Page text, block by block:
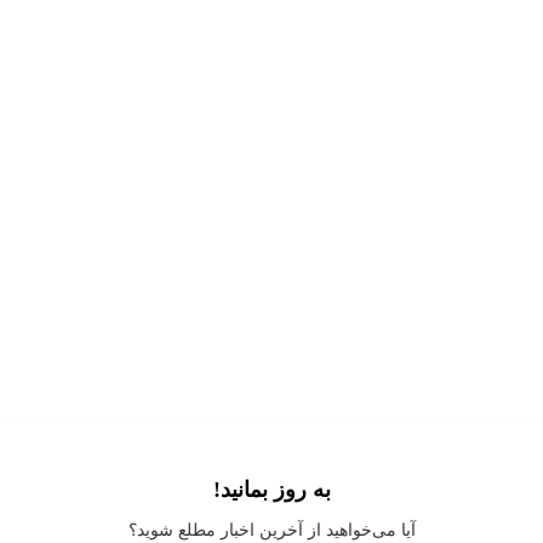
Application error: a client
-side exception has occurred while loading
به روز بمانید!
آیا می‌خواهید از آخرین اخبار مطلع شوید؟